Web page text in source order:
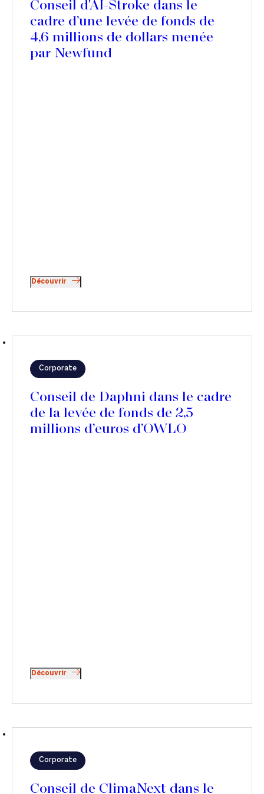
Conseil d'AI-Stroke dans le
cadre d’une levée de fonds de
4,6 millions de dollars menée
par Newfund
Découvrir
Corporate
Conseil de Daphni dans le cadre
de la levée de fonds de 2,5
millions d’euros d’OWLO
Découvrir
Corporate
Conseil de ClimaNext dans le